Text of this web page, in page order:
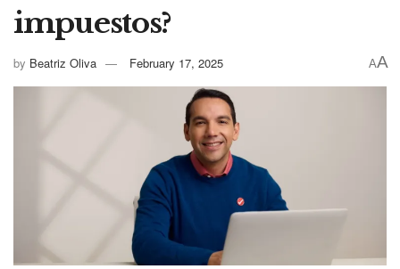
impuestos?
by Beatriz Oliva February 17, 2025 AA